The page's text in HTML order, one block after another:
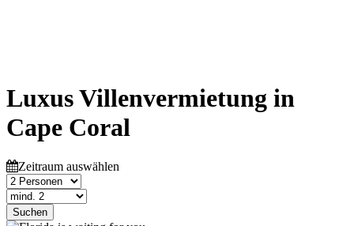
Luxus Villenvermietung in
Cape Coral
Zeitraum auswählen
Suchen